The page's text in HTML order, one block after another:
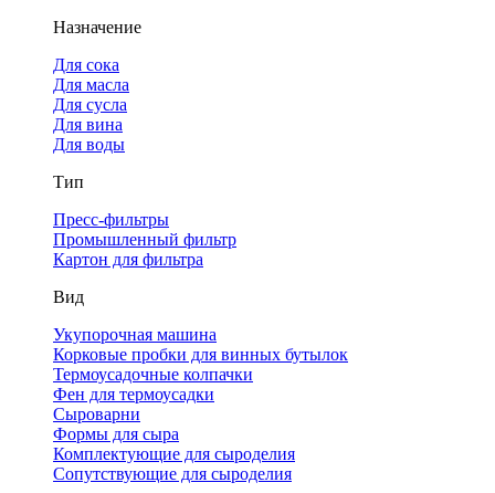
Назначение
Для сока
Для масла
Для сусла
Для вина
Для воды
Тип
Пресс-фильтры
Промышленный фильтр
Картон для фильтра
Вид
Укупорочная машина
Корковые пробки для винных бутылок
Термоусадочные колпачки
Фен для термоусадки
Сыроварни
Формы для сыра
Комплектующие для сыроделия
Сопутствующие для сыроделия